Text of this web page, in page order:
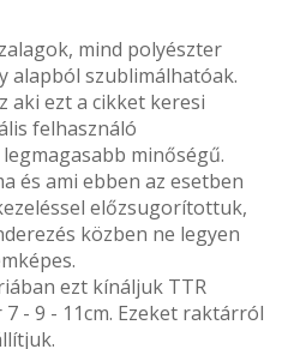
mind polyészter
alapból szublimálhatóak.
aki ezt a cikket keresi
felhasználó
minőségű.
és ami ebben az esetben
előzsugorítottuk,
közben ne legyen
ezt kínáljuk TTR
- 9 - 11cm. Ezeket raktárról